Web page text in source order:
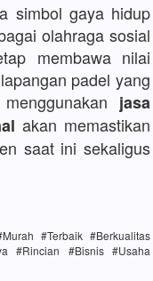
simbol gaya hidup
olahraga sosial
membawa nilai
padel yang
jasa
akan memastikan
saat ini sekaligus
#Terbaik #Berkualitas
#Rincian #Bisnis #Usaha